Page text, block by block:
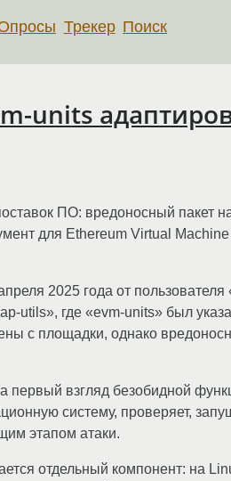
Трекер Поиск
units
ПО: вредоносный пакет
для Ethereum Virtual
2025 года от
utils», где «evm-units» был
с площадки, однако
взгляд безобидной
систему, проверяет,
этапом атаки.
отдельный компонент: на